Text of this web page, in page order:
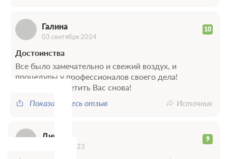
- заболевания суставов и позвоночника::
- артроз коленного сустава (гонартроз)
- артроз тазобедренного сустава (коксартроз)
- артрозы
- артропатии реактивные
- артропатия псориатическая
грыж
Галина 10
03 сентября 2024
Достоинства
Все было замечательно и свежий воздух, и
процедуры у профессионалов своего дела!
Планирую посетить Вас снова!
Показать весь отзыв
Источник
Динар 9
24 июля 2023